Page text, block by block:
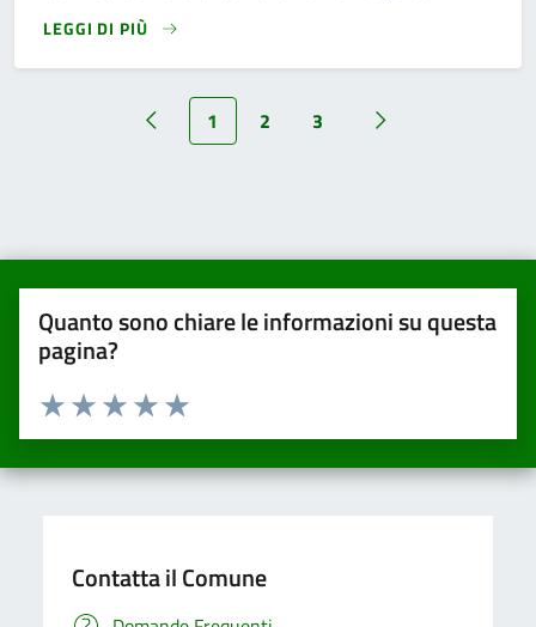
LEGGI DI PIÙ
1 2 3
Quanto sono chiare le informazioni su questa
pagina?
Valuta da 1 a 5 stelle la pagina
Valuta 5 stelle su 5
Valuta 4 stelle su 5
Valuta 3 stelle su 5
Valuta 2 stelle su 5
Valuta una stella su 5
Contatta il Comune